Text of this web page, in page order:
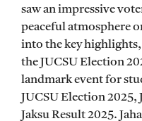
saw an impressive
peaceful atmosphere
into the key
the JUCSU Election
landmark event for
JUCSU Election 2025,
Jaksu Result 2025.